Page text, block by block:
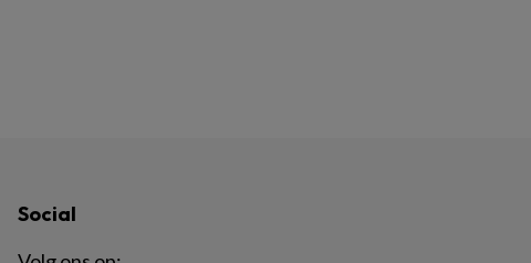
Social